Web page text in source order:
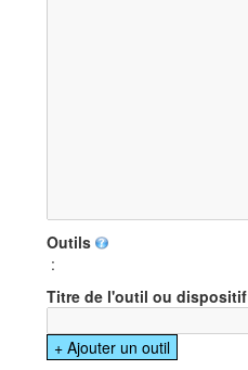
Outils
:
Titre de l'outil ou dispositif